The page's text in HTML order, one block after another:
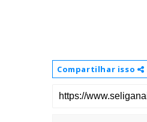
Compartilhar isso